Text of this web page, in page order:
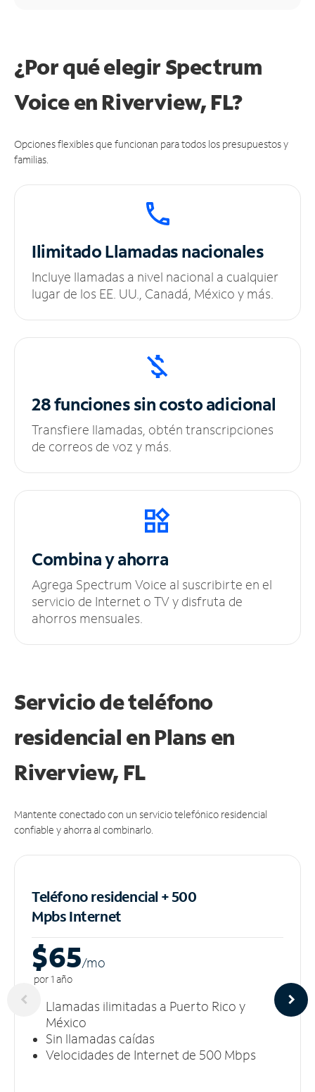
¿Por qué elegir Spectrum
Voice en Riverview, FL?
Opciones flexibles que funcionan para todos los presupuestos y
familias.
IlimitadoLlamadas nacionales
Incluye llamadas a nivel nacional a cualquier
lugar de los EE. UU., Canadá, México y más.
28 funciones sincosto adicional
Transfiere llamadas, obtén transcripciones
de correos de voz y más.
Combina y ahorra
Agrega Spectrum Voice al suscribirte en el
servicio de Internet o TV y disfruta de
ahorros mensuales.
Servicio de teléfono
residencial en Plans en
Riverview, FL
Mantente conectado con un servicio telefónico residencial
confiable y ahorra al combinarlo.
Teléfono residencial + 500
MpbsInternet
$65/mo
por 1 año
Llamadas ilimitadas a Puerto Rico y
México
Sin llamadas caídas
Velocidades de Internet de 500 Mbps